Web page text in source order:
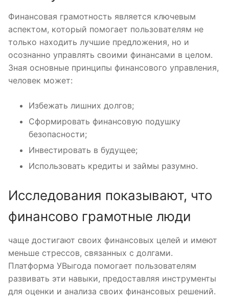
Финансовая грамотность является ключевым
аспектом, который помогает пользователям не
только находить лучшие предложения, но и
осознанно управлять своими финансами в целом.
Зная основные принципы финансового управления,
человек может:
Избежать лишних долгов;
Сформировать финансовую подушку
безопасности;
Инвестировать в будущее;
Использовать кредиты и займы разумно.
Исследования показывают, что
финансово грамотные люди
чаще достигают своих финансовых целей и имеют
меньше стрессов, связанных с долгами.
Платформа УВыгода помогает пользователям
развивать эти навыки, предоставляя инструменты
для оценки и анализа своих финансовых решений.